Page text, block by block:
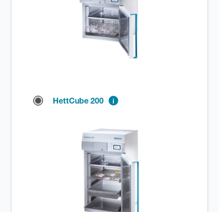
HettCube 200